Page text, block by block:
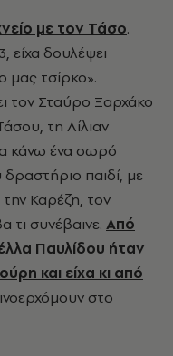
με τον Τάσο.
είχα δουλέψει
τσίρκο».
τον Σταύρο Ξαρχάκο
τη Λίλιαν
κάνω ένα σωρό
παιδί, με
Καρέζη, τον
τι συνέβαινε. Από
Παυλίδου ήταν
και είχα κι από
στο